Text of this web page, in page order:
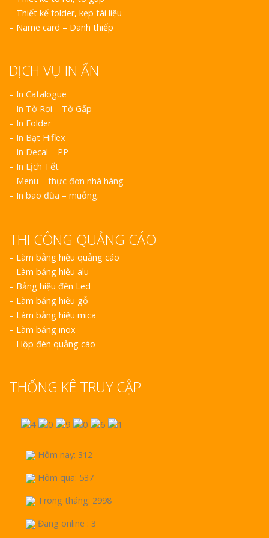
– Thiết kế folder, kẹp tài liệu
– Name card – Danh thiếp
DỊCH VỤ IN ẤN
– In Catalogue
– In Tờ Rơi – Tờ Gấp
– In Folder
– In Bạt Hiflex
– In Decal – PP
– In Lịch Tết
– Menu – thực đơn nhà hàng
– In bao đũa – muỗng.
THI CÔNG QUẢNG CÁO
– Làm bảng hiệu quảng cáo
– Làm bảng hiệu alu
– Bảng hiệu đèn Led
– Làm bảng hiệu gỗ
– Làm bảng hiệu mica
– Làm bảng inox
– Hộp đèn quảng cáo
THỐNG KÊ TRUY CẬP
Hôm nay: 312
Hôm qua: 537
Trong tháng: 2998
Đang online : 3